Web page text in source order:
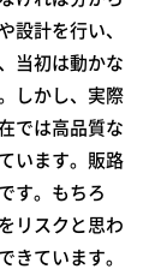
計を行い、
当初は動かな
しかし、実際
では高品質な
います。販路
す。もちろ
リスクと思わ
きています。